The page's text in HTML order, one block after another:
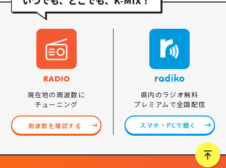
現在地の周波数に
チューニング
周波数を確認する
県内のラジオ無料
プレミアムで全国配信
スマホ・PCで聴く